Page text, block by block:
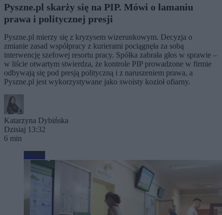
Pyszne.pl skarży się na PIP. Mówi o łamaniu
prawa i politycznej presji
Pyszne.pl mierzy się z kryzysem wizerunkowym. Decyzja o
zmianie zasad współpracy z kurierami pociągnęła za sobą
interwencję szefowej resortu pracy. Spółka zabrała głos w sprawie –
w liście otwartym stwierdza, że kontrole PIP prowadzone w firmie
odbywają się pod presją polityczną i z naruszeniem prawa, a
Pyszne.pl jest wykorzystywane jako swoisty kozioł ofiarny.
Katarzyna Dybińska
Dzisiaj 13:32
6 min
Biznes